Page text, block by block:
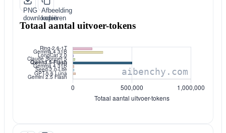
PNG
downloaden
Afbeelding
kopiëren
Totaal aantal uitvoer-tokens